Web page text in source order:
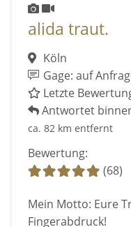
alida traut.
Köln
Gage: auf
Letzte
Antwortet
ca. 82 km entfernt
Bewertung:
(68)
Mein Motto: Eure
Fingerabdruck!